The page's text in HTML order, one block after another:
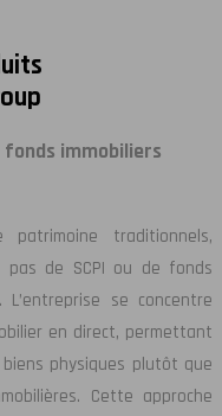
fonds immobiliers
patrimoine traditionnels,
pas de SCPI ou de fonds
se concentre
en direct, permettant
physiques plutôt que
Cette approche